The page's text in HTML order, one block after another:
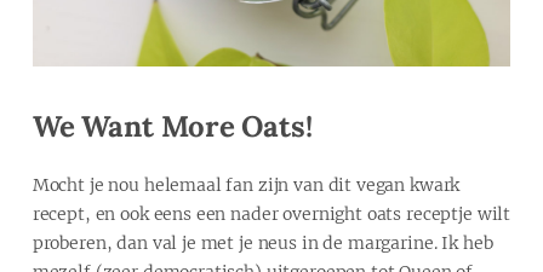
We Want More Oats!
Mocht je nou helemaal fan zijn van dit vegan kwark
recept, en ook eens een nader overnight oats receptje wilt
proberen, dan val je met je neus in de margarine. Ik heb